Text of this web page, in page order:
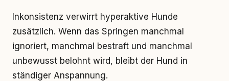
Inkonsistenz verwirrt hyperaktive Hunde
zusätzlich. Wenn das Springen manchmal
ignoriert, manchmal bestraft und manchmal
unbewusst belohnt wird, bleibt der Hund in
ständiger Anspannung.